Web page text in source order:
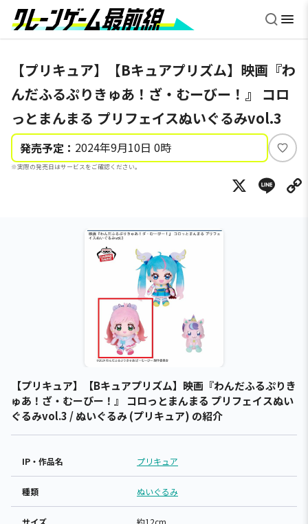
【プリキュア】【Bキュアプリズム】映画『わ
んだふるぷりきゅあ！ざ・むーびー！』 コロ
っとまんまる プリフェイスぬいぐるみvol.3
発売予定： 2024年9月10日 0時
※実際の発売日はサービスをご確認ください。
い
ね
X
【プリキュア】【Bキュアプリズム】映画『わんだふるぷりき
ゅあ！ざ・むーびー！』 コロっとまんまる プリフェイスぬい
ぐるみvol.3 / ぬいぐるみ (プリキュア) の紹介
IP・作品名 プリキュア
種類 ぬいぐるみ
サイズ 約12cm